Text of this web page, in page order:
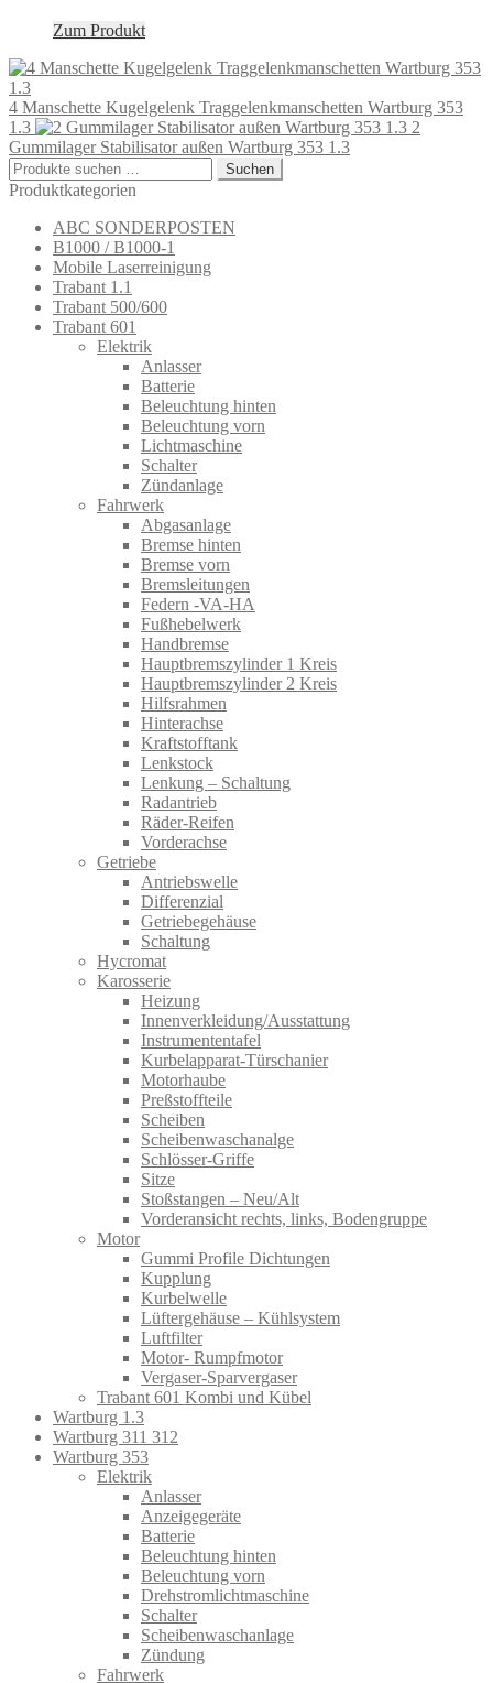
Zum Produkt
4 Manschette Kugelgelenk Traggelenkmanschetten Wartburg 353
1.3
2
Gummilager Stabilisator außen Wartburg 353 1.3
Suchen
nach:
Suchen
Produktkategorien
ABC SONDERPOSTEN
B1000 / B1000-1
Mobile Laserreinigung
Trabant 1.1
Trabant 500/600
Trabant 601
Elektrik
Anlasser
Batterie
Beleuchtung hinten
Beleuchtung vorn
Lichtmaschine
Schalter
Zündanlage
Fahrwerk
Abgasanlage
Bremse hinten
Bremse vorn
Bremsleitungen
Federn -VA-HA
Fußhebelwerk
Handbremse
Hauptbremszylinder 1 Kreis
Hauptbremszylinder 2 Kreis
Hilfsrahmen
Hinterachse
Kraftstofftank
Lenkstock
Lenkung – Schaltung
Radantrieb
Räder-Reifen
Vorderachse
Getriebe
Antriebswelle
Differenzial
Getriebegehäuse
Schaltung
Hycromat
Karosserie
Heizung
Innenverkleidung/Ausstattung
Instrumententafel
Kurbelapparat-Türschanier
Motorhaube
Preßstoffteile
Scheiben
Scheibenwaschanalge
Schlösser-Griffe
Sitze
Stoßstangen – Neu/Alt
Vorderansicht rechts, links, Bodengruppe
Motor
Gummi Profile Dichtungen
Kupplung
Kurbelwelle
Lüftergehäuse – Kühlsystem
Luftfilter
Motor- Rumpfmotor
Vergaser-Sparvergaser
Trabant 601 Kombi und Kübel
Wartburg 1.3
Wartburg 311 312
Wartburg 353
Elektrik
Anlasser
Anzeigegeräte
Batterie
Beleuchtung hinten
Beleuchtung vorn
Drehstromlichtmaschine
Schalter
Scheibenwaschanlage
Zündung
Fahrwerk